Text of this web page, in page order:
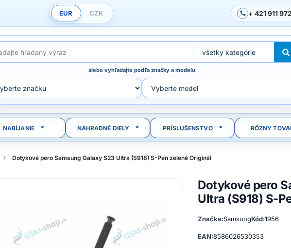
EUR CZK + 421 911
alebo vyhľadajte podľa značky a modelu
NABÍJANIE NÁHRADNÉ DIELY PRÍSLUŠENSTVO RÔZNY
Dotykové pero Samsung Galaxy S23 Ultra (S918) S-Pen zelené Originál
Dotykové pero
Ultra (S918) S-
Značka:SamsungKód:1956
EAN:8586026530353